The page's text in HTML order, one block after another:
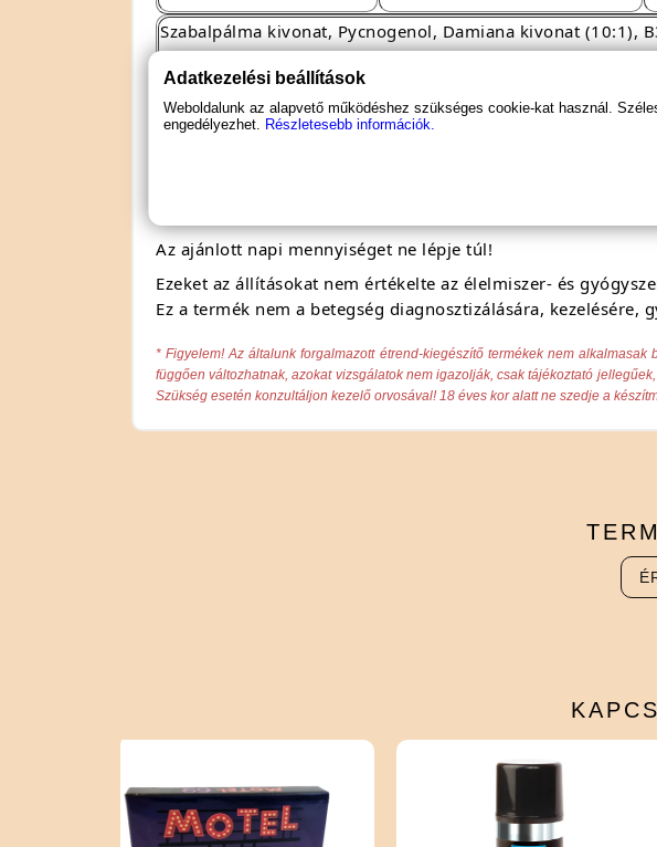
Szabalpálma kivonat, Pycnogenol, Damiana kivonat (10:1),
vitamin, Cink, Piperin
*Daily Value = Napi érték
Figyelmeztetés:
Az ajánlott napi mennyiséget ne lépje túl!
Ezeket az állításokat nem értékelte az élelmiszer- és
Ez a termék nem a betegség diagnosztizálására, kezelésére,
* Figyelem! Az általunk forgalmazott étrend-kiegészítő termékek nem
függően változhatnak, azokat vizsgálatok nem igazolják, csak tájékoztató
Szükség esetén konzultáljon kezelő orvosával! 18 éves kor alatt ne szedje a
Adatkezelési beállítások
Weboldalunk az alapvető működéshez szükséges cookie-kat használ.
engedélyezhet. Részletesebb információk.